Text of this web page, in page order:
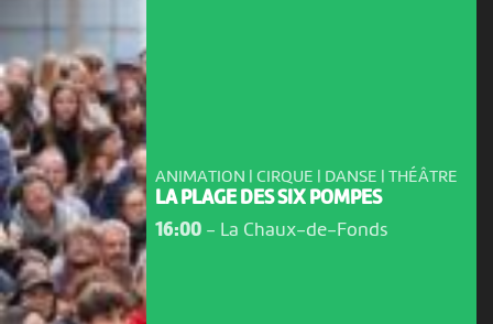
ANIMATION | CIRQUE | DANSE | THÉÂTRE
LA PLAGE DES SIX POMPES
16:00- La Chaux-de-Fonds